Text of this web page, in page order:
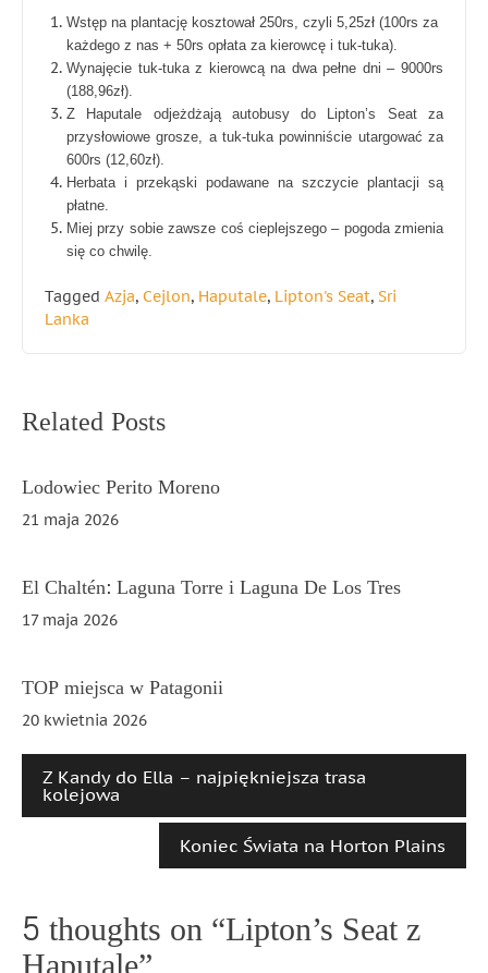
Wstęp na plantację kosztował 250rs, czyli 5,25zł (100rs za
każdego z nas + 50rs opłata za kierowcę i tuk-tuka).
Wynajęcie tuk-tuka z kierowcą na dwa pełne dni – 9000rs
(188,96zł).
Z Haputale odjeżdżają autobusy do Lipton’s Seat za
przysłowiowe grosze, a tuk-tuka powinniście utargować za
600rs (12,60zł).
Herbata i przekąski podawane na szczycie plantacji są
płatne.
Miej przy sobie zawsze coś cieplejszego – pogoda zmienia
się co chwilę.
Tagged Azja, Cejlon, Haputale, Lipton's Seat, Sri
Lanka
Related Posts
Lodowiec Perito Moreno
21 maja 2026
El Chaltén: Laguna Torre i Laguna De Los Tres
17 maja 2026
TOP miejsca w Patagonii
20 kwietnia 2026
Nawigacja
Z Kandy do Ella – najpiękniejsza trasa
kolejowa
Koniec Świata na Horton Plains
5 thoughts on “Lipton’s Seat z